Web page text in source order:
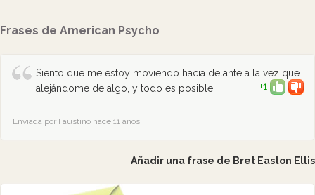
Frases de American Psycho
Siento que me estoy moviendo hacia delante a la vez que
alejándome de algo, y todo es posible.
+1
Enviada por Faustino hace 11 años
Añadir una frase de Bret Easton Ellis